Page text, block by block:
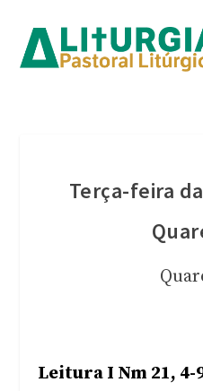
Terça-feira
Leitura I Nm 21, 4-